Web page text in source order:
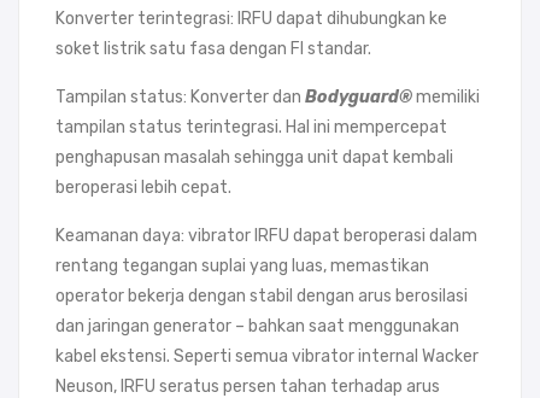
Konverter terintegrasi: IRFU dapat dihubungkan ke
soket listrik satu fasa dengan FI standar.
Tampilan status: Konverter dan Bodyguard®memiliki
tampilan status terintegrasi. Hal ini mempercepat
penghapusan masalah sehingga unit dapat kembali
beroperasi lebih cepat.
Keamanan daya: vibrator IRFU dapat beroperasi dalam
rentang tegangan suplai yang luas, memastikan
operator bekerja dengan stabil dengan arus berosilasi
dan jaringan generator – bahkan saat menggunakan
kabel ekstensi. Seperti semua vibrator internal Wacker
Neuson, IRFU seratus persen tahan terhadap arus